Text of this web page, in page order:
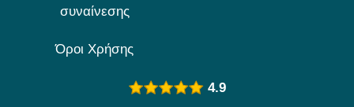
συναίνεσης
Όροι Χρήσης
4.9